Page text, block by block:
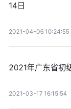
14日
2021-04-06 10:24:55
2021年广东省初
2021-03-17 16:15:54